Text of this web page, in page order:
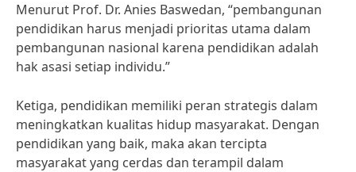
Menurut Prof. Dr. Anies Baswedan, “pembangunan
pendidikan harus menjadi prioritas utama dalam
pembangunan nasional karena pendidikan adalah
hak asasi setiap individu.”
Ketiga, pendidikan memiliki peran strategis dalam
meningkatkan kualitas hidup masyarakat. Dengan
pendidikan yang baik, maka akan tercipta
masyarakat yang cerdas dan terampil dalam